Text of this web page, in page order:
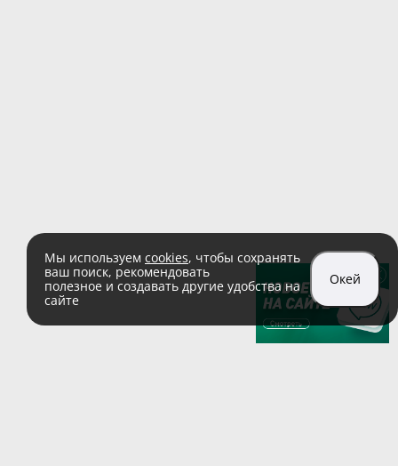
Мы используем cookies, чтобы сохранять
ваш поиск, рекомендовать
полезное и создавать другие удобства на
сайте
Окей